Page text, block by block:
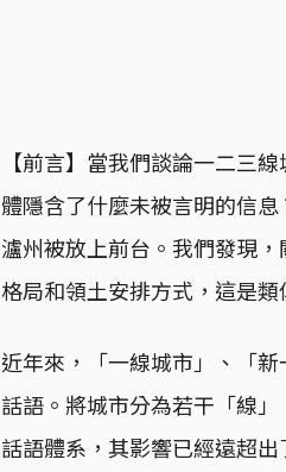
【前言】當我們談論一二三
體隱含了什麼未被言明的信
瀘州被放上前台。我們發現
格局和領土安排方式，這是
近年來，「一線城市」、「
話語。將城市分為若干「線
話語體系，其影響已經遠超